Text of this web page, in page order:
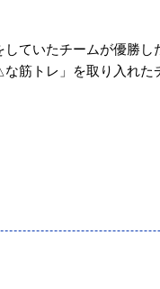
ていたチームが優勝
筋トレ」を取り入れた